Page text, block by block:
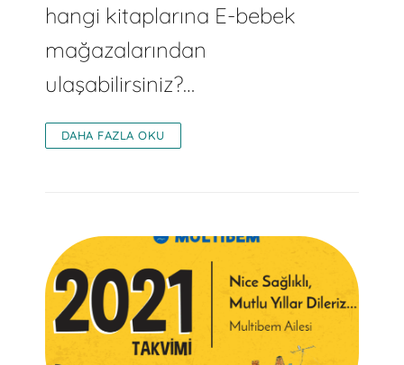
hangi kitaplarına E-bebek
mağazalarından
ulaşabilirsiniz?…
DAHA FAZLA OKU